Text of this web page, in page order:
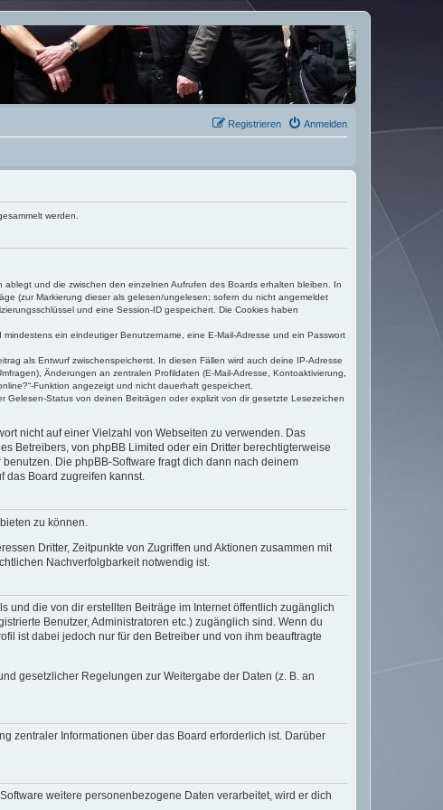
Anmelden
Registrieren
werden.
und die zwischen den einzelnen Aufrufen des Boards erhalten bleiben. In
(zur Markierung dieser als gelesen/ungelesen; sofern du nicht angemeldet
und eine Session-ID gespeichert. Die Cookies haben
ein eindeutiger Benutzername, eine E-Mail-Adresse und ein Passwort
als Entwurf zwischenspeicherst. In diesen Fällen wird auch deine IP-Adresse
Änderungen an zentralen Profildaten (E-Mail-Adresse, Kontoaktivierung,
Funktion angezeigt und nicht dauerhaft gespeichert.
Status von deinen Beiträgen oder explizit von dir gesetzte Lesezeichen
nicht auf einer Vielzahl von Webseiten zu verwenden. Das
Betreibers, von phpBB Limited oder ein Dritter berechtigterweise
Die phpBB-Software fragt dich dann nach deinem
das Board zugreifen kannst.
zu können.
Dritter, Zeitpunkte von Zugriffen und Aktionen zusammen mit
Nachverfolgbarkeit notwendig ist.
und die von dir erstellten Beiträge im Internet öffentlich zugänglich
Benutzer, Administratoren etc.) zugänglich sind. Wenn du
ist dabei jedoch nur für den Betreiber und von ihm beauftragte
gesetzlicher Regelungen zur Weitergabe der Daten (z. B. an
zentraler Informationen über das Board erforderlich ist. Darüber
weitere personenbezogene Daten verarbeitet, wird er dich